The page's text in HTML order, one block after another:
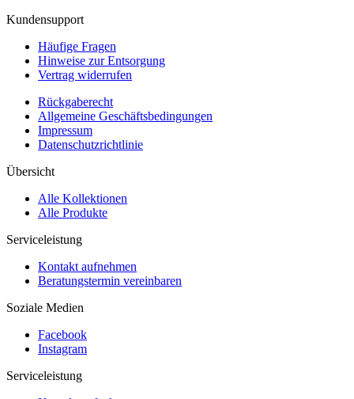
Kundensupport
Häufige Fragen
Hinweise zur Entsorgung
Vertrag widerrufen
Rückgaberecht
Allgemeine Geschäftsbedingungen
Impressum
Datenschutzrichtlinie
Übersicht
Alle Kollektionen
Alle Produkte
Serviceleistung
Kontakt aufnehmen
Beratungstermin vereinbaren
Soziale Medien
Facebook
Instagram
Serviceleistung